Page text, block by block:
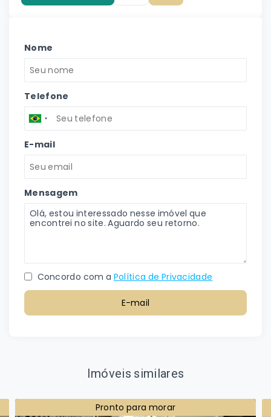
Nome
Telefone
E-mail
Mensagem
Concordo com a Política de Privacidade
E-mail
Imóveis similares
Pronto para morar